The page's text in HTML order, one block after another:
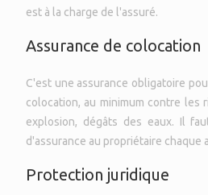
est à la charge de l'assuré.
Assurance de colocation
C'est une assurance obligatoire
colocation, au minimum contre les
explosion, dégâts des eaux. Il
d'assurance au propriétaire chaque
Protection juridique